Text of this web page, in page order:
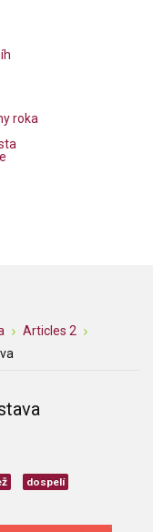
roka
Articles 2
dospelí